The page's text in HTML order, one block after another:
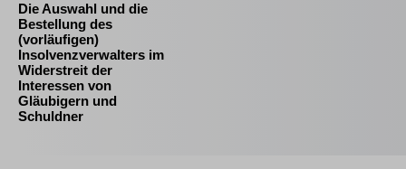
Die Auswahl und die
Bestellung des
(vorläufigen)
Insolvenzverwalters im
Widerstreit der
Interessen von
Gläubigern und
Schuldner